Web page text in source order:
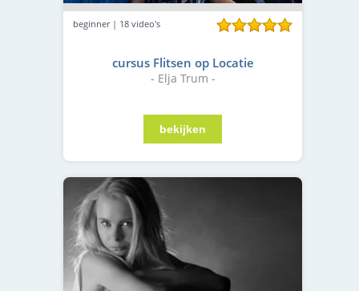
beginner | 18 video's
cursus Flitsen op Locatie
- Elja Trum -